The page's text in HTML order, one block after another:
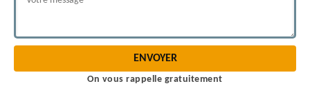
On vous rappelle gratuitement